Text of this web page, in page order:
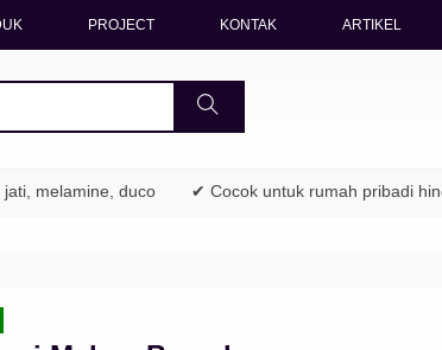
PROJECT KONTAK ARTIKEL
duco ✔ Cocok untuk rumah pribadi hingga